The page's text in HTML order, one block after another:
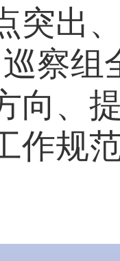
突出
察
向、
作规